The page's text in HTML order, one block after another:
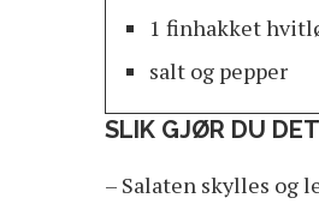
1 finhakket
salt og pepper
SLIK GJØR DU DET
– Salaten skylles og